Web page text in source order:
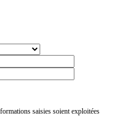
saisies soient exploitées